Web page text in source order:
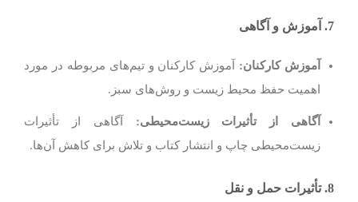
7. آموزش و آگاهی
آموزش کارکنان: آموزش کارکنان و تیم‌های مربوطه در مورد
اهمیت حفظ محیط زیست و روش‌های سبز.
آگاهی از تأثیرات زیست‌محیطی: آگاهی از تأثیرات
زیست‌محیطی چاپ و انتشار کتاب و تلاش برای کاهش آن‌ها.
8. تأثیرات حمل و نقل